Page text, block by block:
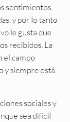
sentimientos,
y por lo tanto
le gusta que
recibidos. La
el campo
y siempre está
sociales y
sea difícil